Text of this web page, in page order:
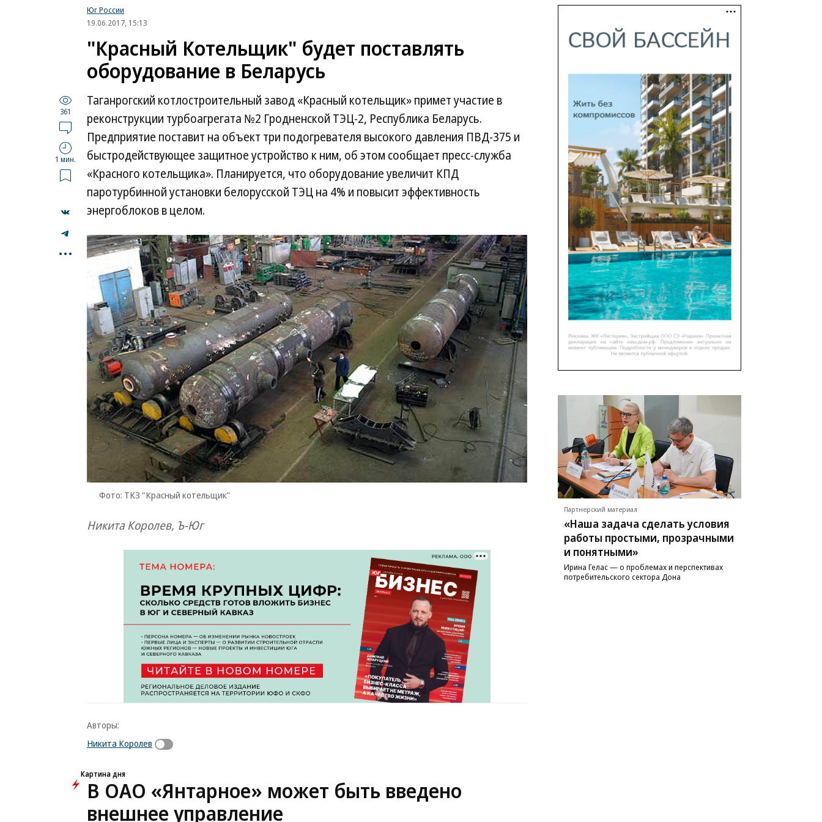
Юг России
19.06.2017, 15:13
"Красный Котельщик" будет поставлять
оборудование в Беларусь
361
1 мин.
...
Таганрогский котлостроительный завод «Красный котельщик» примет участие в
реконструкции турбоагрегата №2 Гродненской ТЭЦ-2, Республика Беларусь.
Предприятие поставит на объект три подогревателя высокого давления ПВД-375 и
быстродействующее защитное устройство к ним, об этом сообщает пресс-служба
«Красного котельщика». Планируется, что оборудование увеличит КПД
паротурбинной установки белорусской ТЭЦ на 4% и повысит эффективность
энергоблоков в целом.
Фото: ТКЗ "Красный котельщик"
Никита Королев, Ъ-Юг
Авторы:
Никита Королев
Картина дня
В ОАО «Янтарное» может быть введено
внешнее управление
Партнерский материал
«Наша задача сделать условия
работы простыми, прозрачными
и понятными»
Ирина Гелас — о проблемах и перспективах
потребительского сектора Дона